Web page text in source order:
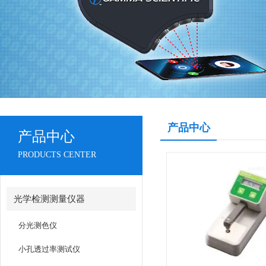
产品中心
PRODUCTS CENTER
光学检测测量仪器
分光测色仪
小孔透过率测试仪
产品中心